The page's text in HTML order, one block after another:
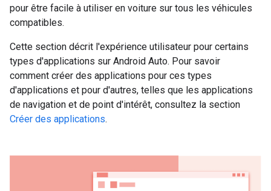
pour être facile à utiliser en voiture sur tous les véhicules
compatibles.
Cette section décrit l'expérience utilisateur pour certains
types d'applications sur Android Auto. Pour savoir
comment créer des applications pour ces types
d'applications et pour d'autres, telles que les applications
de navigation et de point d'intérêt, consultez la section
Créer des applications.